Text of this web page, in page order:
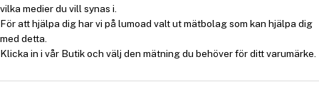
vilka medier du vill synas i.
För att hjälpa dig har vi på lumoad valt ut mätbolag som kan hjälpa dig
med detta.
Klicka in i vår Butik och välj den mätning du behöver för ditt varumärke.